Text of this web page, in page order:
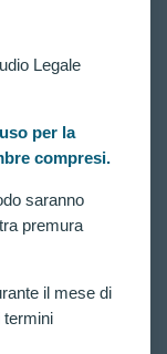
Legale
per la
compresi.
saranno
premura
il mese di
termini
di 17
di 17
di